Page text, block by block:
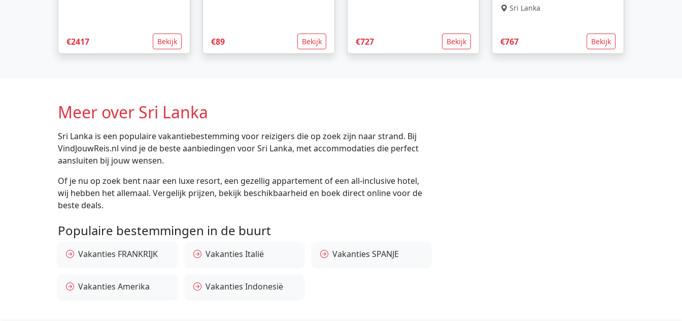
€2417 Bekijk €89 Bekijk €727 Bekijk
Sri Lanka
€767 Bekijk
Meer over Sri Lanka
Sri Lanka is een populaire vakantiebestemming voor reizigers die op zoek zijn naar strand. Bij
VindJouwReis.nl vind je de beste aanbiedingen voor Sri Lanka, met accommodaties die perfect
aansluiten bij jouw wensen.
Of je nu op zoek bent naar een luxe resort, een gezellig appartement of een all-inclusive hotel,
wij hebben het allemaal. Vergelijk prijzen, bekijk beschikbaarheid en boek direct online voor de
beste deals.
Populaire bestemmingen in de buurt
Vakanties FRANKRIJK Vakanties Italië Vakanties SPANJE
Vakanties Amerika Vakanties Indonesië